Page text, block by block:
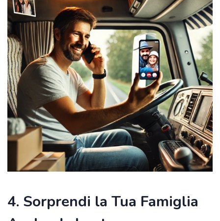
4. Sorprendi la Tua Famiglia